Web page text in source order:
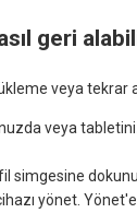
geri
veya tekrar
veya
simgesine
yönet.